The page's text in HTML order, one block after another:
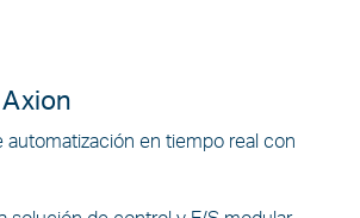
automatización en tiempo real con